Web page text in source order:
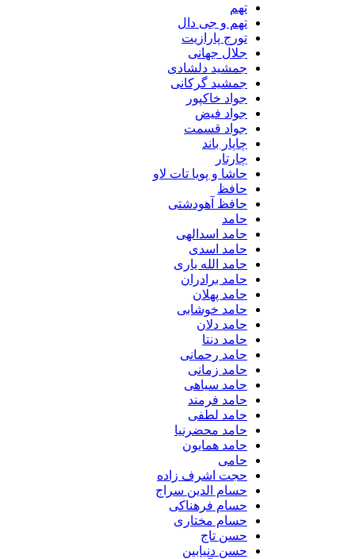
تهم و جی دال
تورج پارازیت
جلال جهانی
جمشید دلشادی
جمشید گرکانی
جواد خاکپور
جواد فیض
جواد قسمت
چاپار باند
چارتار
حاشا و پویا تات لاو
حافظ
حافظ آهودشتی
حامد
حامد اسدالهی
حامد اسدی
حامد الله یاری
حامد برادران
حامد پهلان
حامد خوشابی
حامد دلان
حامد دنتا
حامد رحمانی
حامد زمانی
حامد سیاهی
حامد فرمند
حامد لطفی
حامد محضرنیا
حامد همایون
حامی
حجت اشرف زاده
حسام الدین سراج
حسام فرهناکی
حسام مختاری
حسن تاج
حسن دنیابین